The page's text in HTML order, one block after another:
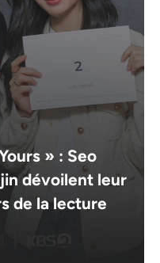
» : Seo
dévoilent leur
de la lecture